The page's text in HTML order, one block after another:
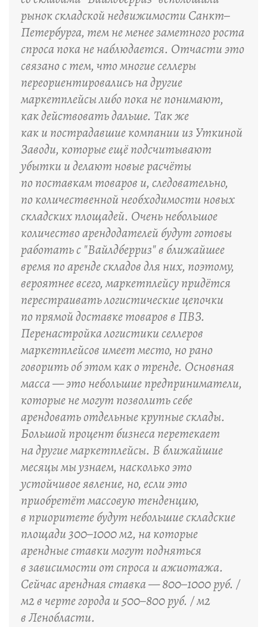
рынок складской недвижимости Санкт–
Петербурга, тем не менее заметного роста
спроса пока не наблюдается. Отчасти это
связано с тем, что многие селлеры
переориентировались на другие
маркетплейсы либо пока не понимают,
как действовать дальше. Так же
как и пострадавшие компании из Уткиной
Заводи, которые ещё подсчитывают
убытки и делают новые расчёты
по поставкам товаров и, следовательно,
по количественной необходимости новых
складских площадей. Очень небольшое
количество арендодателей будут готовы
работать с "Вайлдберриз" в ближайшее
время по аренде складов для них, поэтому,
вероятнее всего, маркетплейсу придётся
перестраивать логистические цепочки
по прямой доставке товаров в ПВЗ.
Перенастройка логистики селлеров
маркетплейсов имеет место, но рано
говорить об этом как о тренде. Основная
масса — это небольшие предприниматели,
которые не могут позволить себе
арендовать отдельные крупные склады.
Большой процент бизнеса перетекает
на другие маркетплейсы. В ближайшие
месяцы мы узнаем, насколько это
устойчивое явление, но, если это
приобретёт массовую тенденцию,
в приоритете будут небольшие складские
площади 300–1000 м2, на которые
арендные ставки могут подняться
в зависимости от спроса и ажиотажа.
Сейчас арендная ставка — 800–1000 руб. /
м2 в черте города и 500–800 руб. / м2
в Ленобласти.